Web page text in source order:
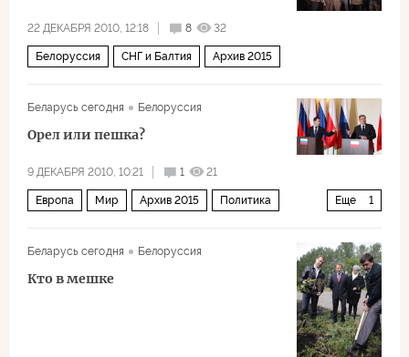
22 ДЕКАБРЯ 2010, 12:18 8 32
Белоруссия СНГ и Балтия Архив 2015
Беларусь сегодня Белоруссия
Орел или пешка?
9 ДЕКАБРЯ 2010, 10:21 1 21
Еще 1
Европа Мир Архив 2015 Политика
Беларусь сегодня
Белоруссия
Кто в мешке